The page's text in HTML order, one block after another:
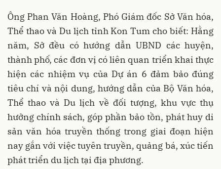
Ông Phan Văn Hoàng, Phó Giám đốc Sở Văn hóa,
Thể thao và Du lịch tỉnh Kon Tum cho biết: Hằng
năm, Sở đều có hướng dẫn UBND các huyện,
thành phố, các đơn vị có liên quan triển khai thực
hiện các nhiệm vụ của Dự án 6 đảm bảo đúng
tiêu chí và nội dung, hướng dẫn của Bộ Văn hóa,
Thể thao và Du lịch về đối tượng, khu vực thụ
hưởng chính sách, góp phần bảo tồn, phát huy di
sản văn hóa truyền thống trong giai đoạn hiện
nay gắn với việc tuyên truyền, quảng bá, xúc tiến
phát triển du lịch tại địa phương.